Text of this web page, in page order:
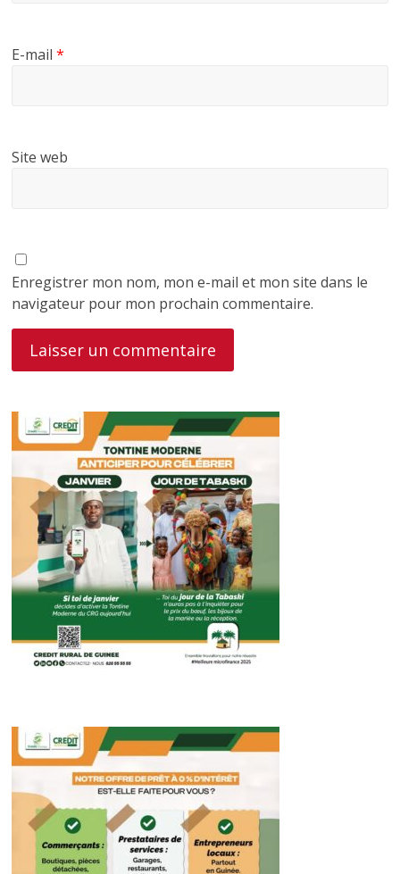
E-mail*
Site web
Enregistrer mon nom, mon e-mail et mon site dans le
navigateur pour mon prochain commentaire.